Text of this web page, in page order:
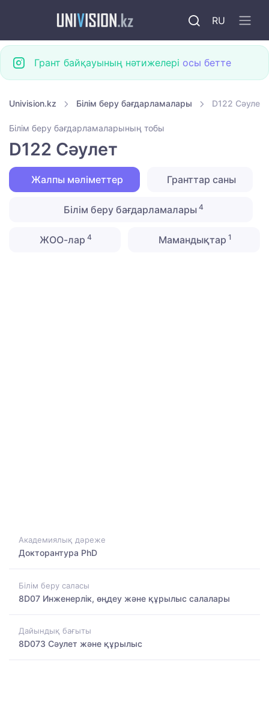
RU
Грант байқауының нәтижелері осы бетте
Univision.kz Білім беру бағдарламалары D122 Сәулет
Білім беру бағдарламаларының тобы
D122 Сәулет
Жалпы мәліметтер Гранттар саны
Білім беру бағдарламалары4
ЖОО-лар 4 Мамандықтар 1
Академиялық дәреже
Докторантура PhD
Білім беру саласы
8D07 Инженерлік, өңдеу және құрылыс салалары
Дайындық бағыты
8D073 Сәулет және құрылыс